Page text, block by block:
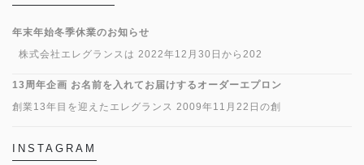
年末年始冬季休業のお知らせ
株式会社エレグランスは 2022年12月30日から202
13周年企画 お名前を入れてお届けするオーダーエプロン
創業13年目を迎えたエレグランス 2009年11月22日の創
INSTAGRAM